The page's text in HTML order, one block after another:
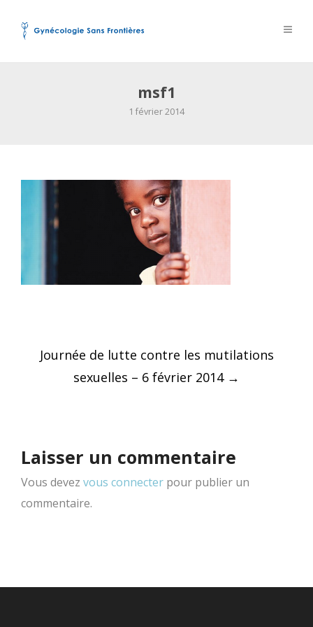
msf1
1 février 2014
Post
navigation
Journée de lutte contre les mutilations
sexuelles – 6 février 2014 →
Laisser un commentaire
Vous devez vous connecter pour publier un
commentaire.